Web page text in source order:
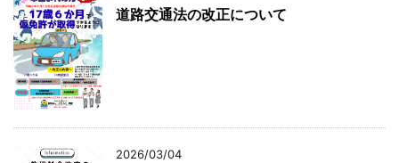
道路交通法の改正について
2026/03/04